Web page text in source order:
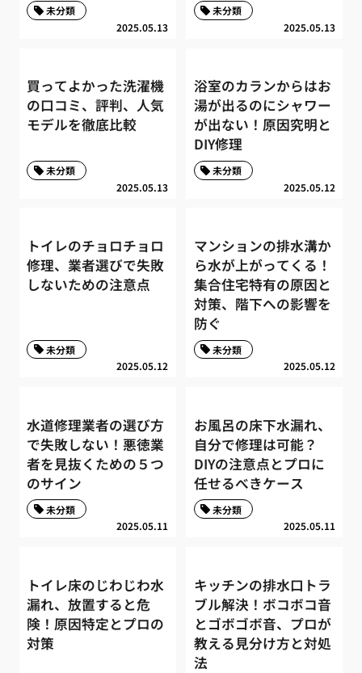
2025.05.13
未分類
2025.05.13
未分類
買ってよかった洗濯機
の口コミ、評判、人気
モデルを徹底比較
2025.05.13
未分類
浴室のカランからはお
湯が出るのにシャワー
が出ない！原因究明と
DIY修理
2025.05.12
未分類
トイレのチョロチョロ
修理、業者選びで失敗
しないための注意点
2025.05.12
未分類
マンションの排水溝か
ら水が上がってくる！
集合住宅特有の原因と
対策、階下への影響を
防ぐ
2025.05.12
未分類
水道修理業者の選び方
で失敗しない！悪徳業
者を見抜くための５つ
のサイン
2025.05.11
未分類
お風呂の床下水漏れ、
自分で修理は可能？
DIYの注意点とプロに
任せるべきケース
2025.05.11
未分類
トイレ床のじわじわ水
漏れ、放置すると危
険！原因特定とプロの
対策
キッチンの排水口トラ
ブル解決！ボコボコ音
とゴボゴボ音、プロが
教える見分け方と対処
法